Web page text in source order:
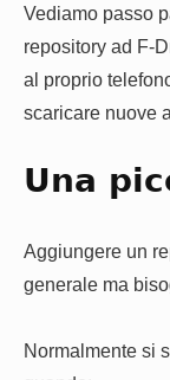
Vediamo passo
repository ad F-
al proprio
scaricare nuove
Una
Aggiungere un
generale ma
Normalmente si